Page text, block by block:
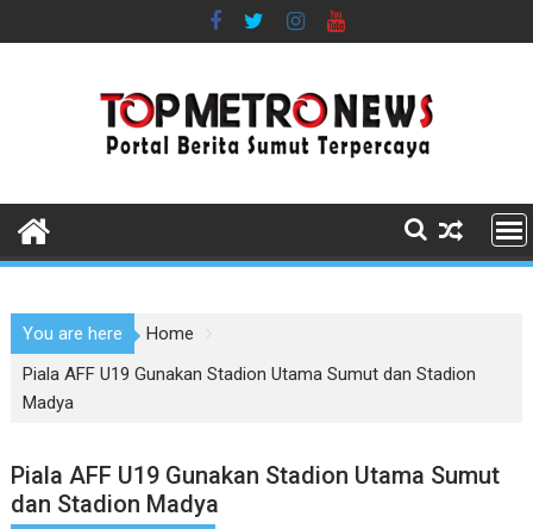
to
You are here
Home
Piala AFF U19 Gunakan Stadion Utama Sumut dan Stadion
Madya
Piala AFF U19 Gunakan Stadion Utama Sumut
dan Stadion Madya